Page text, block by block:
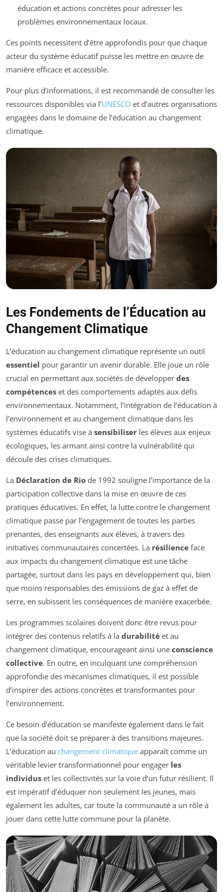
éducation et actions concrètes pour adresser les
problèmes environnementaux locaux.
Ces points necessitent d’être approfondis pour que chaque
acteur du système éducatif puisse les mettre en œuvre de
manière efficace et accessible.
Pour plus d’informations, il est recommandé de consulter les
ressources disponibles via l’UNESCO et d’autres organisations
engagées dans le domaine de l’éducation au changement
climatique.
Les Fondements de l’Éducation au
Changement Climatique
L’éducation au changement climatique représente un outil
essentiel pour garantir un avenir durable. Elle joue un rôle
crucial en permettant aux sociétés de développer des
compétences et des comportements adaptés aux défis
environnementaux. Notamment, l’intégration de l’éducation à
l’environnement et au changement climatique dans les
systèmes éducatifs vise à sensibiliser les élèves aux enjeux
écologiques, les armant ainsi contre la vulnérabilité qui
découle des crises climatiques.
La Déclaration de Rio de 1992 souligne l’importance de la
participation collective dans la mise en œuvre de ces
pratiques éducatives. En effet, la lutte contre le changement
climatique passe par l’engagement de toutes les parties
prenantes, des enseignants aux élèves, à travers des
initiatives communautaires concertées. La résilience face
aux impacts du changement climatique est une tâche
partagée, surtout dans les pays en développement qui, bien
que moins responsables des émissions de gaz à effet de
serre, en subissent les conséquences de manière exacerbée.
Les programmes scolaires doivent donc être revus pour
intégrer des contenus relatifs à la durabilité et au
changement climatique, encourageant ainsi une conscience
collective. En outre, en inculquant une compréhension
approfondie des mécanismes climatiques, il est possible
d’inspirer des actions concrètes et transformantes pour
l’environnement.
Ce besoin d’éducation se manifeste également dans le fait
que la société doit se préparer à des transitions majeures.
L’éducation au changement climatique apparaît comme un
véritable levier transformationnel pour engager les
individus et les collectivités sur la voie d’un futur résilient. Il
est impératif d’éduquer non seulement les jeunes, mais
également les adultes, car toute la communauté a un rôle à
jouer dans cette lutte commune pour la planète.